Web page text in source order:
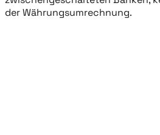
der Währungsumrechnung.